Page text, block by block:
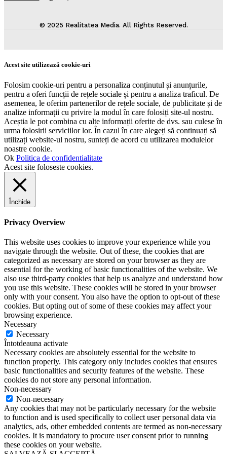
© 2025 Realitatea Media. All Rights Reserved.
Acest site utilizează cookie-uri
Folosim cookie-uri pentru a personaliza conținutul și anunțurile,
pentru a oferi funcții de rețele sociale și pentru a analiza traficul. De
asemenea, le oferim partenerilor de rețele sociale, de publicitate și de
analize informații cu privire la modul în care folosiți site-ul nostru.
Aceștia le pot combina cu alte informații oferite de dvs. sau culese în
urma folosirii serviciilor lor. În cazul în care alegeți să continuați să
utilizați website-ul nostru, sunteți de acord cu utilizarea modulelor
noastre cookie.
Ok Politica de confidentialitate
Acest site foloseste cookies.
Închide
Privacy Overview
This website uses cookies to improve your experience while you
navigate through the website. Out of these, the cookies that are
categorized as necessary are stored on your browser as they are
essential for the working of basic functionalities of the website. We
also use third-party cookies that help us analyze and understand how
you use this website. These cookies will be stored in your browser
only with your consent. You also have the option to opt-out of these
cookies. But opting out of some of these cookies may affect your
browsing experience.
Necessary
Necessary
Întotdeauna activate
Necessary cookies are absolutely essential for the website to
function properly. This category only includes cookies that ensures
basic functionalities and security features of the website. These
cookies do not store any personal information.
Non-necessary
Non-necessary
Any cookies that may not be particularly necessary for the website
to function and is used specifically to collect user personal data via
analytics, ads, other embedded contents are termed as non-necessary
cookies. It is mandatory to procure user consent prior to running
these cookies on your website.